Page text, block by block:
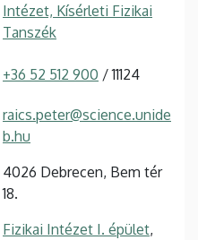
Intézet, Kísérleti Fizikai
Tanszék
+36 52 512 900 / 11124
raics.peter@science.unide
b.hu
4026 Debrecen, Bem tér
18.
Fizikai Intézet I. épület,